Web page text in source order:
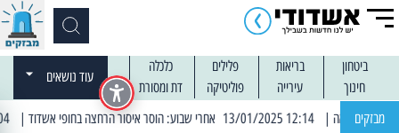
ביטחון בריאות פלילים
כלכלה
חינוך
עירייה פוליטיקה דת ומסורת
עוד נושאים
מבזקים | 12:14 13/01/2025 אחרי שבוע: הוסר איסור הרחצה בחופי אשדוד | 13:04 14/01/2025 עובדים בלילות: עבודות קרצוף וריבוד אספלט